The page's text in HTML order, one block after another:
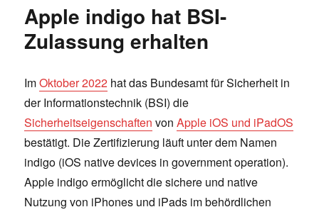
iPhone
iPad
Apple indigo hat BSI-
Zulassung erhalten
ImOktober 2022 hat das Bundesamt für Sicherheit in
der Informationstechnik (BSI) die
Sicherheitseigenschaften vonApple iOS und iPadOS
bestätigt. Die Zertifizierung läuft unter dem Namen
indigo (iOS native devices in government operation).
Apple indigo ermöglicht die sichere und native
Nutzung von iPhones und iPads im behördlichen